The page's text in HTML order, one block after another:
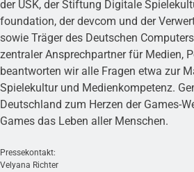
der USK, der Stiftung Digitale
foundation, der devcom und der
sowie Träger des Deutschen
zentraler Ansprechpartner für Medien,
beantworten wir alle Fragen etwa zur
Spielekultur und Medienkompetenz.
Deutschland zum Herzen der Games-
Games das Leben aller Menschen.
Pressekontakt:
Velyana Richter